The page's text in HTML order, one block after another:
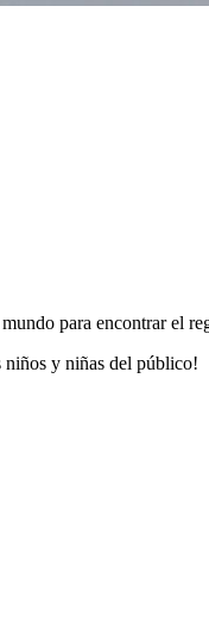
para encontrar el
niños y niñas del público!